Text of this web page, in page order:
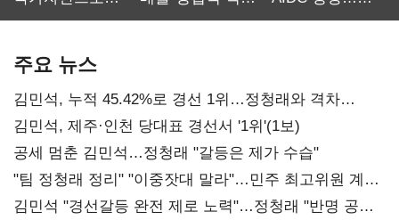
주요 뉴스
김민석, 누적 45.42%로 경선 1위…정청래와 격차
0.86%p(2보)
김민석, 제주·인천 당대표 경선서 '1위'(1보)
공세 멈춘 김민석…정청래 "갈등은 제가 수습"
"팀 정청래 정리" "이중잣대 말라"…민주 최고위원 계파
다툼 격화
김민석 "경선갈등 완전 제로 노력"…정청래 "반명 공세